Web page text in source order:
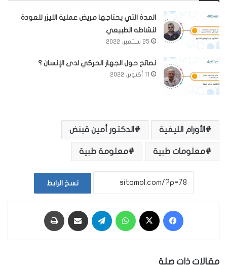
المدة التي يحتاجها مريض عملية الليزر للعودة
لنشاطه الطبيعي
25 سبتمبر، 2022
نصائح حول الجهاز الحركي لدى الإنسان ؟
11 أكتوبر، 2022
الأورام الليفية الدكتور أمين قبنض
معلومات طبية معلومة طبية
نسخ الرابط
مقالات ذات صلة